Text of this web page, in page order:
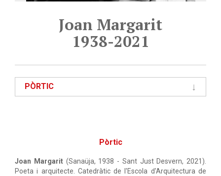
Joan Margarit
1938-2021
PÒRTIC
Pòrtic
Joan Margarit(Sanaüja, 1938 - Sant Just Desvern, 2021).
Poeta i arquitecte. Catedràtic de l'Escola d'Arquitectura de